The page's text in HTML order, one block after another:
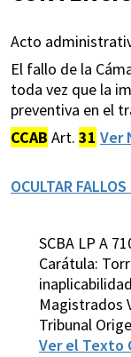
Acto
El fallo de la
toda vez que la
preventiva en el
CCAB Art. 31 Ver
OCULTAR
SCBA LP A
Carátula:
Magistrados
Tribunal
Ver el Texto